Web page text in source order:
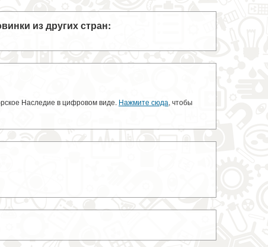
из других стран:
Наследие в цифровом виде. Нажмите сюда, чтобы